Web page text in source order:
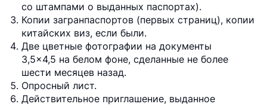
со штампами о выданных паспортах).
Копии загранпаспортов (первых страниц), копии
китайских виз, если были.
Две цветные фотографии на документы
3,5×4,5 на белом фоне, сделанные не более
шести месяцев назад.
Опросный лист.
Действительное приглашение, выданное